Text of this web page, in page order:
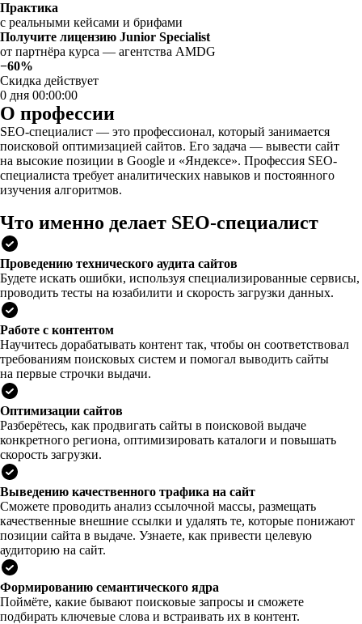
Практика
с реальными кейсами и брифами
Получите лицензию Junior Specialist
от партнёра курса — агентства AMDG
−60%
Скидка действует
0 дня 00:00:00
О профессии
SEO-специалист — это профессионал, который занимается
поисковой оптимизацией сайтов. Его задача — вывести сайт
на высокие позиции в Google и «Яндексе». Профессия SEO-
специалиста требует аналитических навыков и постоянного
изучения алгоритмов.
Что именно делает SEO-специалист
Проведению технического аудита сайтов
Будете искать ошибки, используя специализированные сервисы,
проводить тесты на юзабилити и скорость загрузки данных.
Работе с контентом
Научитесь дорабатывать контент так, чтобы он соответствовал
требованиям поисковых систем и помогал выводить сайты
на первые строчки выдачи.
Оптимизации сайтов
Разберётесь, как продвигать сайты в поисковой выдаче
конкретного региона, оптимизировать каталоги и повышать
скорость загрузки.
Выведению качественного трафика на сайт
Сможете проводить анализ ссылочной массы, размещать
качественные внешние ссылки и удалять те, которые понижают
позиции сайта в выдаче. Узнаете, как привести целевую
аудиторию на сайт.
Формированию семантического ядра
Поймёте, какие бывают поисковые запросы и сможете
подбирать ключевые слова и встраивать их в контент.